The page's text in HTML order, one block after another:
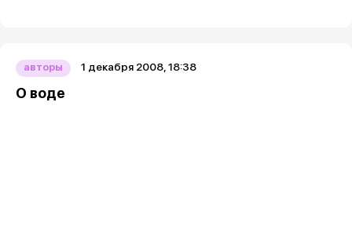
авторы 1 декабря 2008, 18:38
О воде